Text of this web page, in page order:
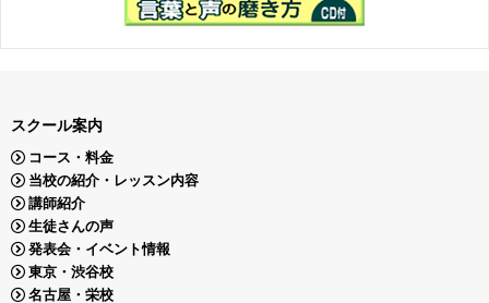
スクール案内
コース・料金
当校の紹介・レッスン内容
講師紹介
生徒さんの声
発表会・イベント情報
東京・渋谷校
名古屋・栄校